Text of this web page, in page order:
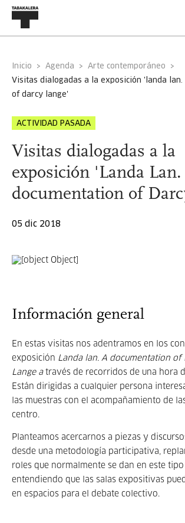
Inicio Agenda
Arte contemporáneo
visitas dialogadas a la exposición 'landa lan. a documentation
of darcy lange'
ACTIVIDAD PASADA
Visitas dialogadas a la
exposición 'Landa
documentation of
05 dic 2018
Información general
En estas visitas nos adentramos en los
exposición Landa lan. A documentation of
Lange através de recorridos de una hora
Están dirigidas a cualquier persona
las muestras con el acompañamiento de
centro.
Planteamos acercarnos a piezas y
desde una metodología participativa,
roles que normalmente se dan en este
entendiendo que las salas expositivas
en espacios para el debate colectivo.